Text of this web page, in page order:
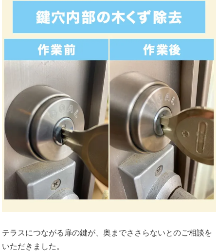
テラスにつながる扉の鍵が、奥までささらないとのご相談を
いただきました。